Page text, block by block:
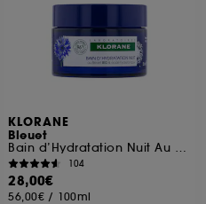
KLORANE
Bleuet
Bain d’Hydratation Nuit Au Bleuet BIO Et Acide Hyaluronique
104
28,00€
56,00€ / 100ml